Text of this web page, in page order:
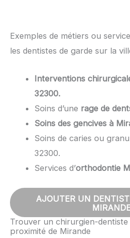
Exemples de métiers ou
les dentistes de garde sur la
Interventions
32300.
Soins d’une rage de
Soins des gencives à
Soins de caries ou
32300.
Services d’orthodontie
AJOUTER UN
Trouver un chirurgien-dentiste
proximité de Mirande